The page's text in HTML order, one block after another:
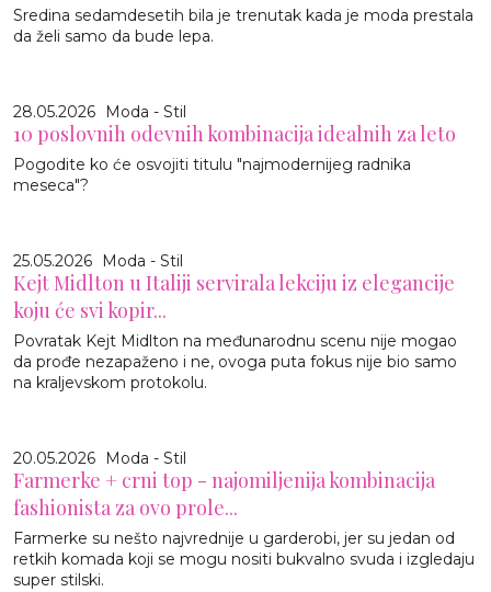
Sredina sedamdesetih bila je trenutak kada je moda prestala
da želi samo da bude lepa.
28.05.2026 Moda - Stil
10 poslovnih odevnih kombinacija idealnih za leto
Pogodite ko će osvojiti titulu "najmodernijeg radnika
meseca"?
25.05.2026 Moda - Stil
Kejt Midlton u Italiji servirala lekciju iz elegancije
koju će svi kopir...
Povratak Kejt Midlton na međunarodnu scenu nije mogao
da prođe nezapaženo i ne, ovoga puta fokus nije bio samo
na kraljevskom protokolu.
20.05.2026 Moda - Stil
Farmerke + crni top - najomiljenija kombinacija
fashionista za ovo prole...
Farmerke su nešto najvrednije u garderobi, jer su jedan od
retkih komada koji se mogu nositi bukvalno svuda i izgledaju
super stilski.